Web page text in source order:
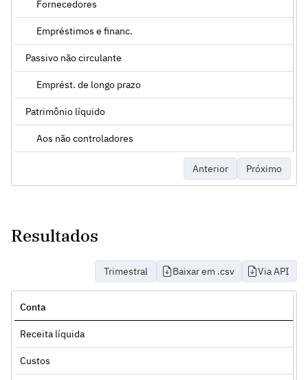
Fornecedores
Empréstimos e financ.
Passivo não circulante
Emprést. de longo prazo
Patrimônio líquido
Aos não controladores
Anterior Próximo
Resultados
Trimestral Baixar em .csv Via API
Conta
Receita líquida
Custos